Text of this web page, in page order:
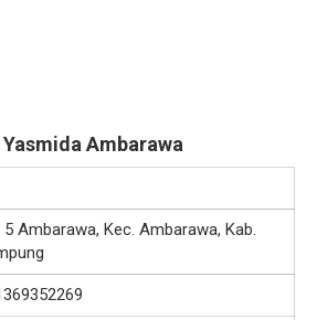
Yasmida Ambarawa
Ambarawa, Kec. Ambarawa, Kab.